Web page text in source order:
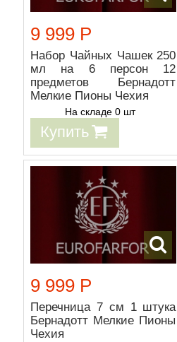
9 999 Р
Набор Чайных Чашек 250
мл на 6 персон 12
предметов Бернадотт
Мелкие Пионы Чехия
На складе 0 шт
Купить
9 999 Р
Перечница 7 см 1 штука
Бернадотт Мелкие Пионы
Чехия